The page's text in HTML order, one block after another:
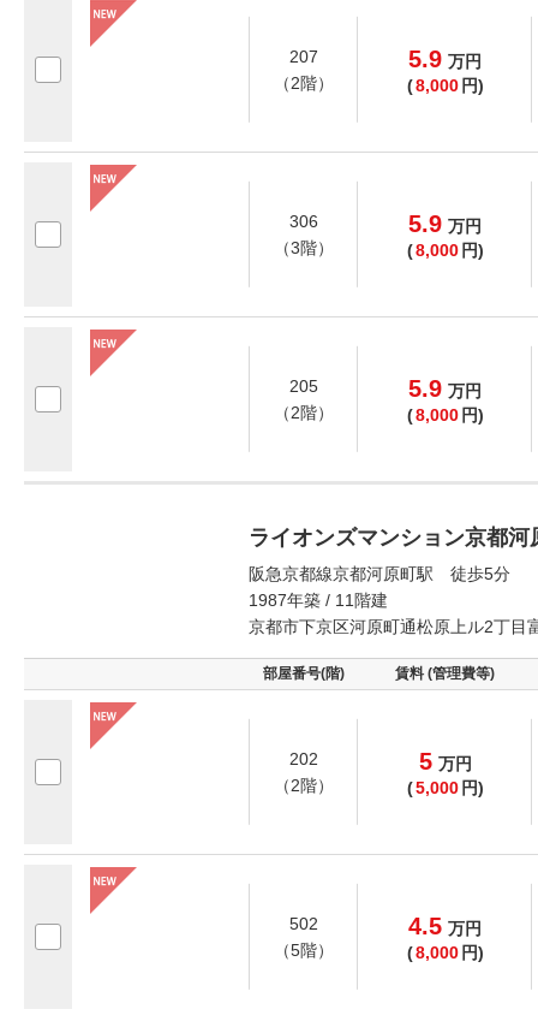
207
（2階）
5.9 万円
(8,000 円)
306
（3階）
5.9 万円
(8,000 円)
205
（2階）
5.9 万円
(8,000 円)
ライオンズマンション京都河
阪急京都線京都河原町駅 徒歩5分
1987年築 / 11階建
京都市下京区河原町通松原上ル2丁目
部屋番号(階) 賃料 (管理費等)
202
（2階）
5 万円
(5,000 円)
502
（5階）
4.5 万円
(8,000 円)